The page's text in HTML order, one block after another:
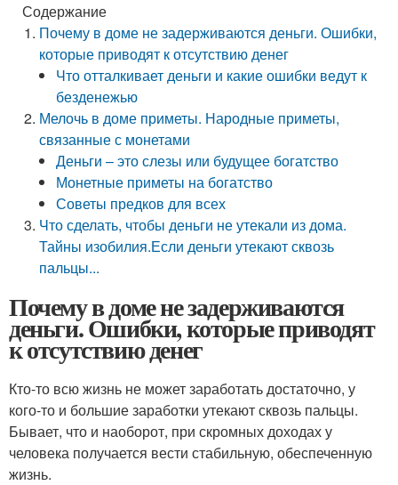
Содержание
Почему в доме не задерживаются деньги. Ошибки,
которые приводят к отсутствию денег
Что отталкивает деньги и какие ошибки ведут к
безденежью
Мелочь в доме приметы. Народные приметы,
связанные с монетами
Деньги – это слезы или будущее богатство
Монетные приметы на богатство
Советы предков для всех
Что сделать, чтобы деньги не утекали из дома.
Тайны изобилия.Если деньги утекают сквозь
пальцы...
Почему в доме не задерживаются
деньги. Ошибки, которые приводят
к отсутствию денег
Кто-то всю жизнь не может заработать достаточно, у
кого-то и большие заработки утекают сквозь пальцы.
Бывает, что и наоборот, при скромных доходах у
человека получается вести стабильную, обеспеченную
жизнь.